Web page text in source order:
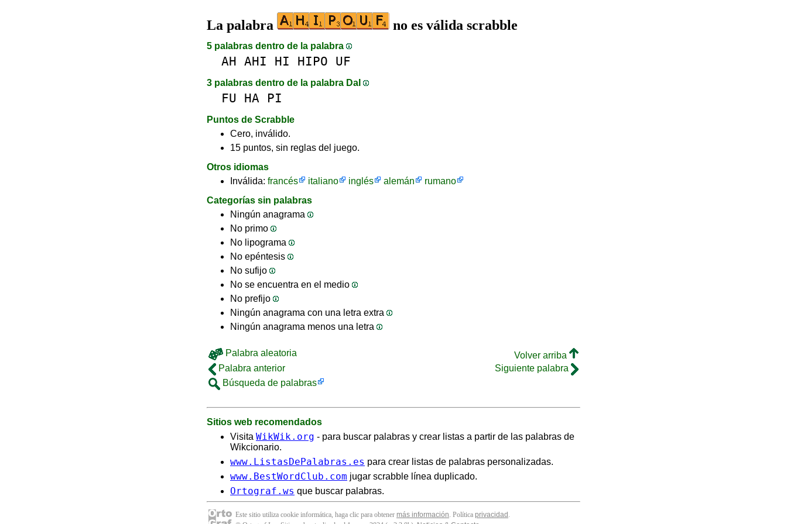
La palabra no es válida scrabble
5 palabras dentro de la palabra
AH AHI HI HIPO UF
3 palabras dentro de la palabra DaI
FU HA PI
Puntos de Scrabble
Cero, inválido.
15 puntos, sin reglas del juego.
Otros idiomas
Inválida: francés italiano inglés alemán
rumano
Categorías sin palabras
Ningún anagrama
No primo
No lipograma
No epéntesis
No sufijo
No se encuentra en el medio
No prefijo
Ningún anagrama con una letra extra
Ningún anagrama menos una letra
Palabra aleatoria
Volver arriba
Palabra anterior
Siguiente palabra
Búsqueda de palabras
Sitios web recomendados
Visita WikWik.org - para buscar palabras y crear listas a partir de las palabras de
Wikcionario.
www.ListasDePalabras.es para crear listas de palabras personalizadas.
www.BestWordClub.com jugar scrabble línea duplicado.
Ortograf.ws que buscar palabras.
Este sitio utiliza cookie informática, haga clic para obtener más información. Política privacidad .